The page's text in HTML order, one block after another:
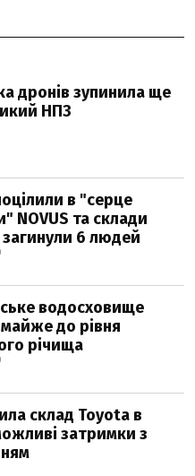
дронів зупинила ще
НПЗ
в "серце
NOVUS та склади
загинули 6 людей
водосховище
майже до рівня
річища
склад Toyota в
затримки з